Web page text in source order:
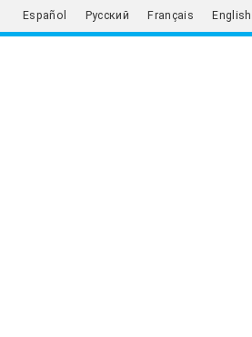
English
Français
Русский
Español